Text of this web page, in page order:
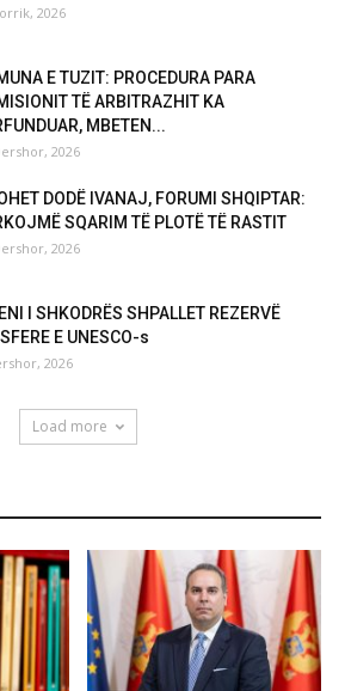
2026
E TUZIT: PROCEDURA PARA
TË ARBITRAZHIT KA
MBETEN...
2026
DODË IVANAJ, FORUMI SHQIPTAR:
SQARIM TË PLOTË TË RASTIT
2026
I SHKODRËS SHPALLET REZERVË
E UNESCO-s
2026
Load more